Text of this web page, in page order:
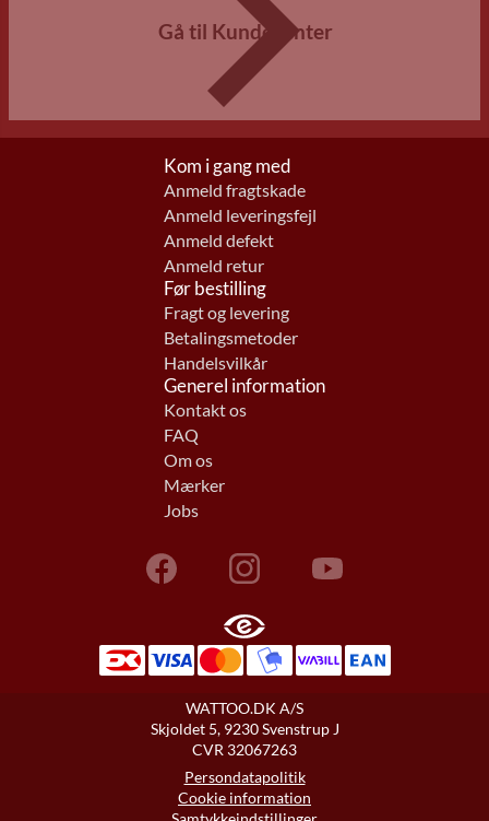
Gå til Kundecenter
Kom i gang med
Anmeld fragtskade
Anmeld leveringsfejl
Anmeld defekt
Anmeld retur
Før bestilling
Fragt og levering
Betalingsmetoder
Handelsvilkår
Generel information
Kontakt os
FAQ
Om os
Mærker
Jobs
WATTOO.DK A/S
Skjoldet 5, 9230 Svenstrup J
CVR 32067263
Persondatapolitik
Cookie information